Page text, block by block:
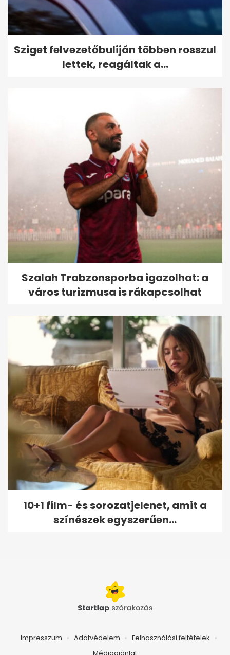
Sziget felvezetőbuliján többen rosszul
lettek, reagáltak a...
Szalah Trabzonsporba igazolhat: a
város turizmusa is rákapcsolhat
10+1 film- és sorozatjelenet, amit a
színészek egyszerűen...
Impresszum Adatvédelem
Felhasználási feltételek